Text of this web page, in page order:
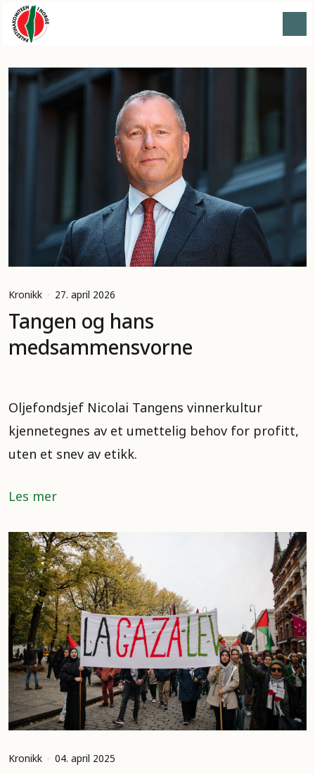
Kronikk 27. april 2026
Tangen og hans
medsammensvorne
Oljefondsjef Nicolai Tangens vinnerkultur
kjennetegnes av et umettelig behov for profitt,
uten et snev av etikk.
Les mer
Kronikk 04. april 2025